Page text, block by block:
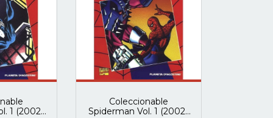
1 (2002-
Coleccionable
Spiderman Vol. 1 (2002-